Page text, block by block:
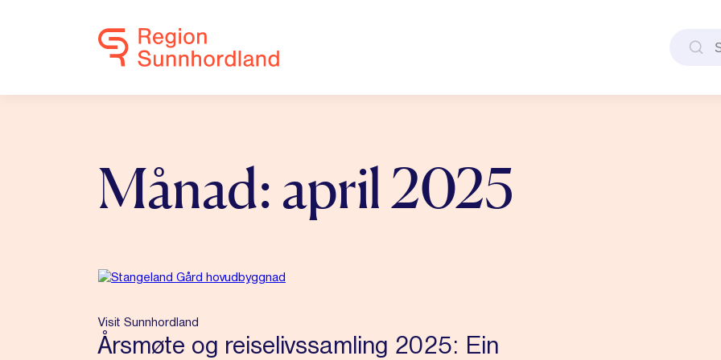
Søk
Månad: april 2025
Visit Sunnhordland
Årsmøte og reiselivssamling 2025: Ein